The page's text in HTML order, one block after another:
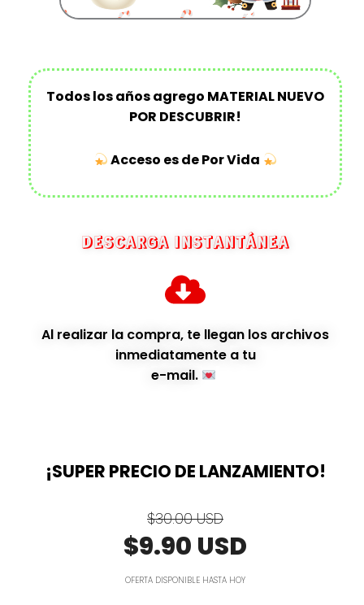
Todos los años agrego MATERIAL NUEVO
POR DESCUBRIR!
Acceso es de Por Vida
DESCARGA INSTANTÁNEA
Al realizar la compra, te llegan los archivos
inmediatamente a tu
e-mail.
¡SUPER PRECIO DE LANZAMIENTO!
$30.00 USD
$9.90 USD
OFERTA DISPONIBLE HASTA HOY